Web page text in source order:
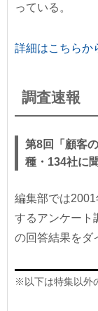
っている。
詳細はこちらか
調査速報
第8回「顧客
種・134社に
編集部では
するアンケート
の回答結果をダ
※以下は特集以外